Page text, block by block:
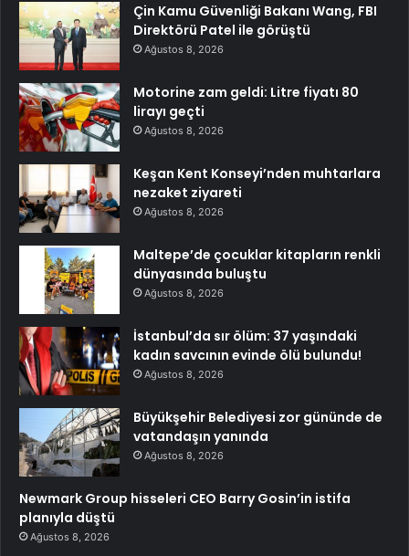
Çin Kamu Güvenliği Bakanı Wang, FBI
Direktörü Patel ile görüştü
Ağustos 8, 2026
Motorine zam geldi: Litre fiyatı 80
lirayı geçti
Ağustos 8, 2026
Keşan Kent Konseyi’nden muhtarlara
nezaket ziyareti
Ağustos 8, 2026
Maltepe’de çocuklar kitapların renkli
dünyasında buluştu
Ağustos 8, 2026
İstanbul’da sır ölüm: 37 yaşındaki
kadın savcının evinde ölü bulundu!
Ağustos 8, 2026
Büyükşehir Belediyesi zor gününde de
vatandaşın yanında
Ağustos 8, 2026
Newmark Group hisseleri CEO Barry Gosin’in istifa
planıyla düştü
Ağustos 8, 2026